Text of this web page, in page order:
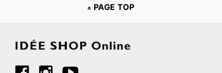
PAGE TOP